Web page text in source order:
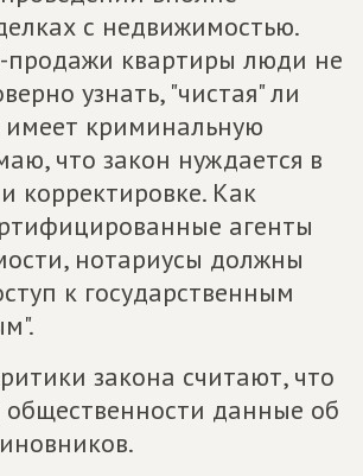
с недвижимостью.
продажи квартиры люди не
узнать, "чистая" ли
криминальную
что закон нуждается в
корректировке. Как
агенты
нотариусы должны
к государственным
закона считают, что
общественности данные об